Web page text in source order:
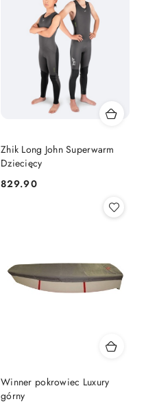
Zhik Long John Superwarm
Dziecięcy
Cena:
829.90
Winner pokrowiec Luxury
górny